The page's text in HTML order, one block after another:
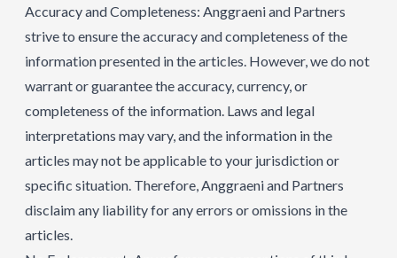
Accuracy and Completeness: Anggraeni and Partners
strive to ensure the accuracy and completeness of the
information presented in the articles. However, we do not
warrant or guarantee the accuracy, currency, or
completeness of the information. Laws and legal
interpretations may vary, and the information in the
articles may not be applicable to your jurisdiction or
specific situation. Therefore, Anggraeni and Partners
disclaim any liability for any errors or omissions in the
articles.